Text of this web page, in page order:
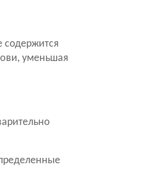
содержится
уменьшая